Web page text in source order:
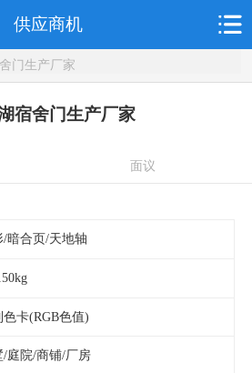
供应商机
门生产厂家
宿舍门生产厂家
面议
/暗合页/天地轴
色卡(RGB色值)
/庭院/商铺/厂房